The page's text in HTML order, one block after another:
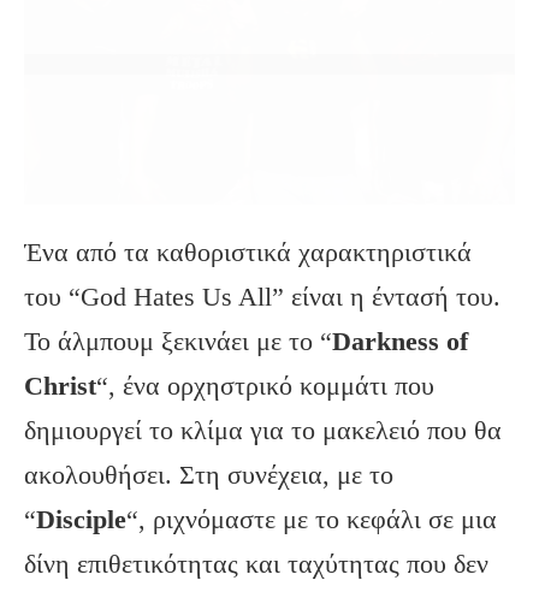
Ένα από τα καθοριστικά χαρακτηριστικά
του “God Hates Us All” είναι η έντασή του.
Το άλμπουμ ξεκινάει με το “Darkness of
Christ“, ένα ορχηστρικό κομμάτι που
δημιουργεί το κλίμα για το μακελειό που θα
ακολουθήσει. Στη συνέχεια, με το
“Disciple“, ριχνόμαστε με το κεφάλι σε μια
δίνη επιθετικότητας και ταχύτητας που δεν